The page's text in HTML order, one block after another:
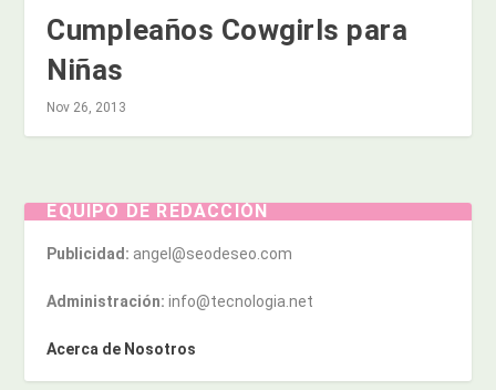
Cumpleaños Cowgirls para
Niñas
Nov 26, 2013
EQUIPO DE REDACCIÓN
Publicidad: angel@seodeseo.com
Administración: info@tecnologia.net
Acerca de Nosotros